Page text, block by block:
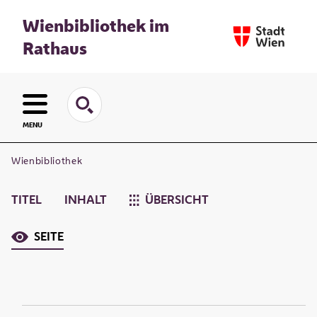
Wienbibliothek im
Rathaus
MENU
Wienbibliothek
TITEL INHALT ÜBERSICHT
SEITE